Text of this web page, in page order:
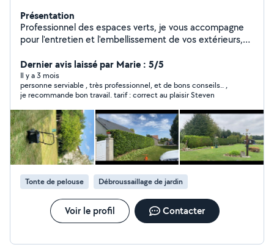
Présentation
Professionnel des espaces verts, je vous accompagne
pour l'entretien et l'embellissement de vos extérieurs,
propose des prestations soignées, rapides et au juste
prix : Tonte de pelouse Taille de haies, arbustes et
arbres Débroussaillage Désherbage et nettoyage de
jardin Évacuation des déchets verts Remise en état de
jardins Petits aménagements paysagers ️ Matériel
professionnel Intervention rapide Devis gratuit Travail
propre et soigné Votre jardin mérite d'être entretenu
par un professionnel sérieux. N'hésitez pas à me
contacter pour discuter de votre projet !
Dernier avis laissé par Marie : 5/5
Il y a 3 mois
personne serviable , très professionnel, et de bons conseils.. ,
je recommande bon travail. tarif : correct au plaisir Steven
Tonte de pelouse Débroussaillage de jardin
Voir le profil Contacter